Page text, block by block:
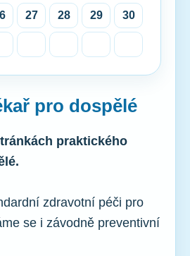
pro dospělé
praktického
zdravotní péči pro
se i závodně preventivní
27 28 29 30